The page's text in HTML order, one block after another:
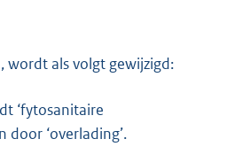
wordt als volgt gewijzigd:
‘fytosanitaire
door ‘overlading’.